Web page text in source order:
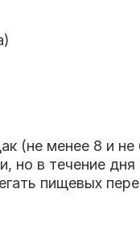
(не менее 8 и
но в течение
пищевых